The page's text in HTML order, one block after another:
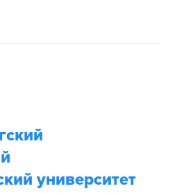
университет